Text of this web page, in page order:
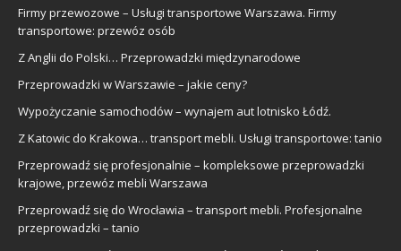
Firmy przewozowe – Usługi transportowe Warszawa. Firmy
transportowe: przewóz osób
Z Anglii do Polski… Przeprowadzki międzynarodowe
Przeprowadzki w Warszawie – jakie ceny?
Wypożyczanie samochodów – wynajem aut lotnisko Łódź.
Z Katowic do Krakowa… transport mebli. Usługi transportowe: tanio
Przeprowadź się profesjonalnie – kompleksowe przeprowadzki
krajowe, przewóz mebli Warszawa
Przeprowadź się do Wrocławia – transport mebli. Profesjonalne
przeprowadzki – tanio